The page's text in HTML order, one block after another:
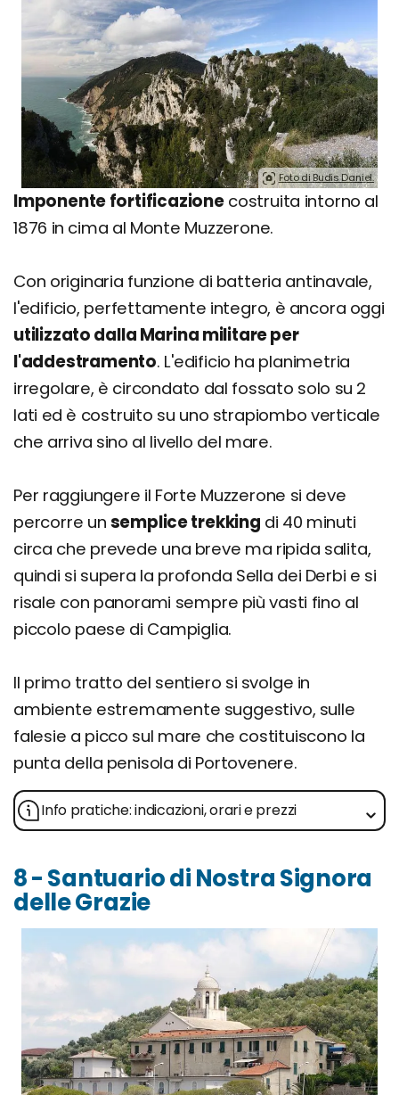
Foto di Budis Daniel.
Imponente fortificazionecostruita intorno al
1876 in cima al Monte Muzzerone.
Con originaria funzione di batteria antinavale,
l'edificio, perfettamente integro, è ancora oggi
utilizzato dalla Marina militare per
l'addestramento. L'edificio ha planimetria
irregolare, è circondato dal fossato solo su 2
lati ed è costruito su uno strapiombo verticale
che arriva sino al livello del mare.
Per raggiungere il Forte Muzzerone si deve
percorre un semplice trekking di 40 minuti
circa che prevede una breve ma ripida salita,
quindi si supera la profonda Sella dei Derbi e si
risale con panorami sempre più vasti fino al
piccolo paese di Campiglia.
Il primo tratto del sentiero si svolge in
ambiente estremamente suggestivo, sulle
falesie a picco sul mare che costituiscono la
punta della penisola di Portovenere.
Info pratiche: indicazioni, orari e prezzi
8 - Santuario di Nostra Signora
delle Grazie